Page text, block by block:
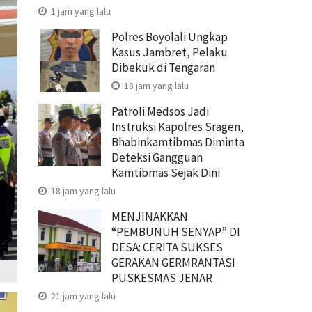
1 jam yang lalu
Polres Boyolali Ungkap
Kasus Jambret, Pelaku
Dibekuk di Tengaran
18 jam yang lalu
Patroli Medsos Jadi
Instruksi Kapolres Sragen,
Bhabinkamtibmas Diminta
Deteksi Gangguan
Kamtibmas Sejak Dini
18 jam yang lalu
MENJINAKKAN
“PEMBUNUH SENYAP” DI
DESA: CERITA SUKSES
GERAKAN GERMRANTASI
PUSKESMAS JENAR
21 jam yang lalu